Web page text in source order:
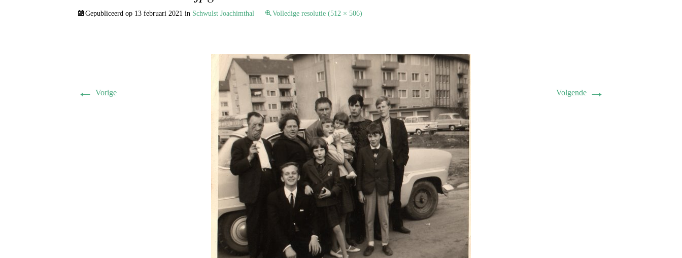
Herman Schwulst
Familie Bill Schwulst
Schwulst South Africa
2005 sept
General/Allgemein foto’s
Schwulst Joachimthal
Gepubliceerd op 13 februari 2021 in Schwulst Joachimthal Volledige resolutie (512 × 506)
← Vorige Volgende →